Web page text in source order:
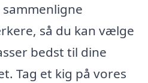
så du kan vælge
bedst til dine
Tag et kig på vores